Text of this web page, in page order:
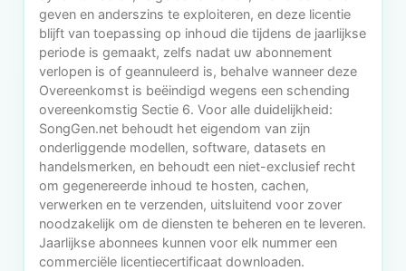
geven en anderszins te exploiteren, en deze licentie
blijft van toepassing op inhoud die tijdens de jaarlijkse
periode is gemaakt, zelfs nadat uw abonnement
verlopen is of geannuleerd is, behalve wanneer deze
Overeenkomst is beëindigd wegens een schending
overeenkomstig Sectie 6. Voor alle duidelijkheid:
SongGen.net behoudt het eigendom van zijn
onderliggende modellen, software, datasets en
handelsmerken, en behoudt een niet-exclusief recht
om gegenereerde inhoud te hosten, cachen,
verwerken en te verzenden, uitsluitend voor zover
noodzakelijk om de diensten te beheren en te leveren.
Jaarlijkse abonnees kunnen voor elk nummer een
commerciële licentiecertificaat downloaden.